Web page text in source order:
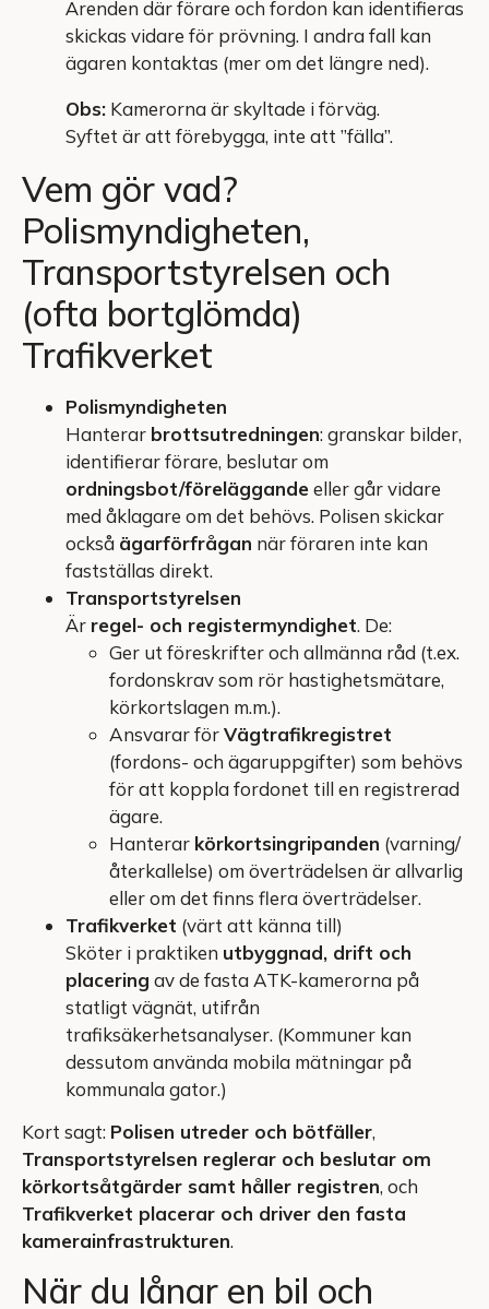
Ärenden där förare och fordon kan identifieras
skickas vidare för prövning. I andra fall kan
ägaren kontaktas (mer om det längre ned).
Obs: Kamerorna är skyltade i förväg.
Syftet är att förebygga, inte att ”fälla”.
Vem gör vad?
Polismyndigheten,
Transportstyrelsen och
(ofta bortglömda)
Trafikverket
Polismyndigheten
Hanterar brottsutredningen: granskar bilder,
identifierar förare, beslutar om
ordningsbot/föreläggandeeller går vidare
med åklagare om det behövs. Polisen skickar
också ägarförfrågan när föraren inte kan
fastställas direkt.
Transportstyrelsen
Är regel- och registermyndighet. De:
Ger ut föreskrifter och allmänna råd (t.ex.
fordonskrav som rör hastighetsmätare,
körkortslagen m.m.).
Ansvarar förVägtrafikregistret
(fordons- och ägaruppgifter) som behövs
för att koppla fordonet till en registrerad
ägare.
Hanterar körkortsingripanden (varning/
återkallelse) om överträdelsen är allvarlig
eller om det finns flera överträdelser.
Trafikverket (värt att känna till)
Sköter i praktiken utbyggnad, drift och
placering av de fasta ATK-kamerorna på
statligt vägnät, utifrån
trafiksäkerhetsanalyser. (Kommuner kan
dessutom använda mobila mätningar på
kommunala gator.)
Kort sagt: Polisen utreder och bötfäller,
Transportstyrelsen reglerar och beslutar om
körkortsåtgärder samt håller registren, och
Trafikverket placerar och driver den fasta
kamerainfrastrukturen.
När du lånar en bil och